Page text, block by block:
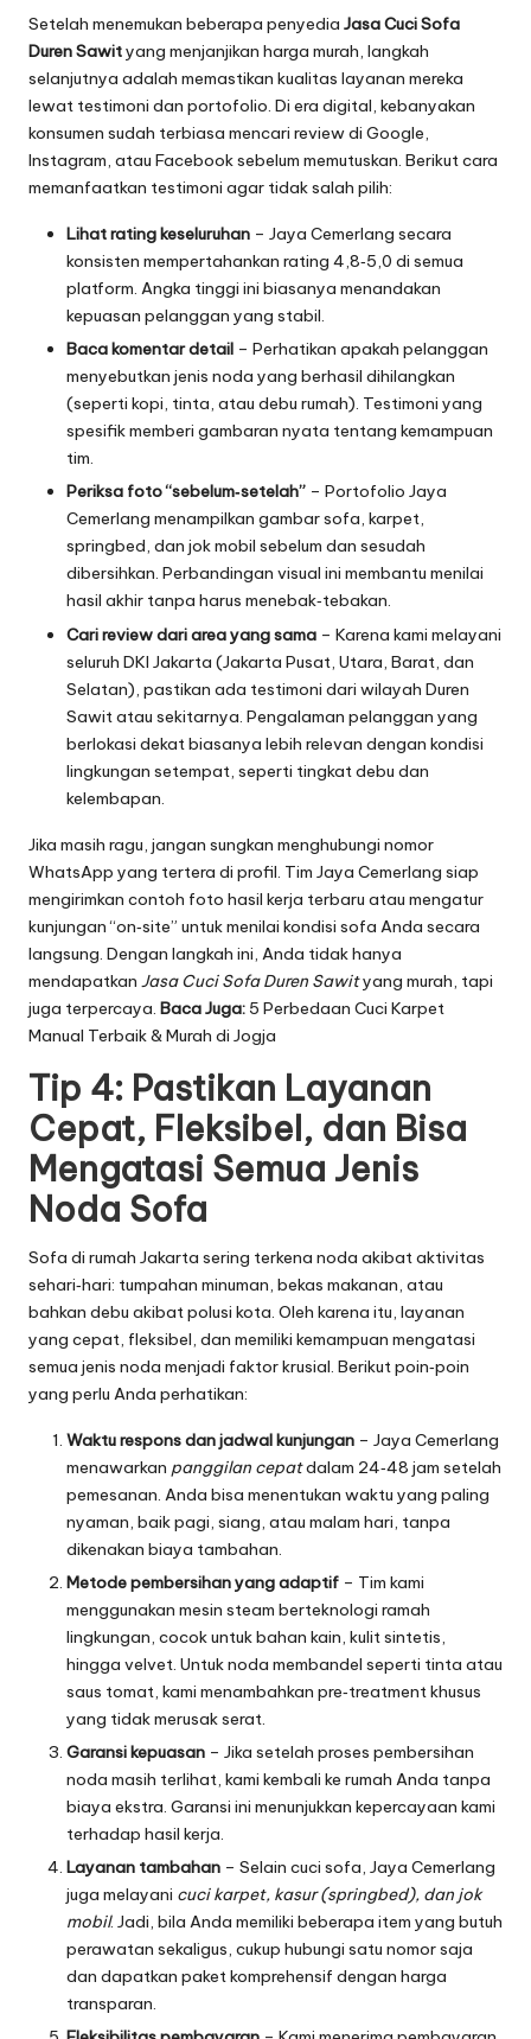
Setelah menemukan beberapa penyedia Jasa Cuci Sofa
Duren Sawityang menjanjikan harga murah, langkah
selanjutnya adalah memastikan kualitas layanan mereka
lewat testimoni dan portofolio. Di era digital, kebanyakan
konsumen sudah terbiasa mencari review di Google,
Instagram, atau Facebook sebelum memutuskan. Berikut cara
memanfaatkan testimoni agar tidak salah pilih:
Lihat rating keseluruhan – Jaya Cemerlang secara
konsisten mempertahankan rating 4,8‑5,0 di semua
platform. Angka tinggi ini biasanya menandakan
kepuasan pelanggan yang stabil.
Baca komentar detail – Perhatikan apakah pelanggan
menyebutkan jenis noda yang berhasil dihilangkan
(seperti kopi, tinta, atau debu rumah). Testimoni yang
spesifik memberi gambaran nyata tentang kemampuan
tim.
Periksa foto “sebelum‑setelah” – Portofolio Jaya
Cemerlang menampilkan gambar sofa, karpet,
springbed, dan jok mobil sebelum dan sesudah
dibersihkan. Perbandingan visual ini membantu menilai
hasil akhir tanpa harus menebak‑tebakan.
Cari review dari area yang sama – Karena kami melayani
seluruh DKI Jakarta (Jakarta Pusat, Utara, Barat, dan
Selatan), pastikan ada testimoni dari wilayah Duren
Sawit atau sekitarnya. Pengalaman pelanggan yang
berlokasi dekat biasanya lebih relevan dengan kondisi
lingkungan setempat, seperti tingkat debu dan
kelembapan.
Jika masih ragu, jangan sungkan menghubungi nomor
WhatsApp yang tertera di profil. Tim Jaya Cemerlang siap
mengirimkan contoh foto hasil kerja terbaru atau mengatur
kunjungan “on‑site” untuk menilai kondisi sofa Anda secara
langsung. Dengan langkah ini, Anda tidak hanya
mendapatkan Jasa Cuci Sofa Duren Sawityang murah, tapi
juga terpercaya. Baca Juga: 5 Perbedaan Cuci Karpet
Manual Terbaik & Murah di Jogja
Tip 4: Pastikan Layanan
Cepat, Fleksibel, dan Bisa
Mengatasi Semua Jenis
Noda Sofa
Sofa di rumah Jakarta sering terkena noda akibat aktivitas
sehari‑hari: tumpahan minuman, bekas makanan, atau
bahkan debu akibat polusi kota. Oleh karena itu, layanan
yang cepat, fleksibel, dan memiliki kemampuan mengatasi
semua jenis noda menjadi faktor krusial. Berikut poin‑poin
yang perlu Anda perhatikan:
Waktu respons dan jadwal kunjungan – Jaya Cemerlang
menawarkan panggilan cepatdalam 24‑48 jam setelah
pemesanan. Anda bisa menentukan waktu yang paling
nyaman, baik pagi, siang, atau malam hari, tanpa
dikenakan biaya tambahan.
Metode pembersihan yang adaptif – Tim kami
menggunakan mesin steam berteknologi ramah
lingkungan, cocok untuk bahan kain, kulit sintetis,
hingga velvet. Untuk noda membandel seperti tinta atau
saus tomat, kami menambahkan pre‑treatment khusus
yang tidak merusak serat.
Garansi kepuasan – Jika setelah proses pembersihan
noda masih terlihat, kami kembali ke rumah Anda tanpa
biaya ekstra. Garansi ini menunjukkan kepercayaan kami
terhadap hasil kerja.
Layanan tambahan – Selain cuci sofa, Jaya Cemerlang
juga melayani cuci karpet, kasur (springbed), dan jok
mobil. Jadi, bila Anda memiliki beberapa item yang butuh
perawatan sekaligus, cukup hubungi satu nomor saja
dan dapatkan paket komprehensif dengan harga
transparan.